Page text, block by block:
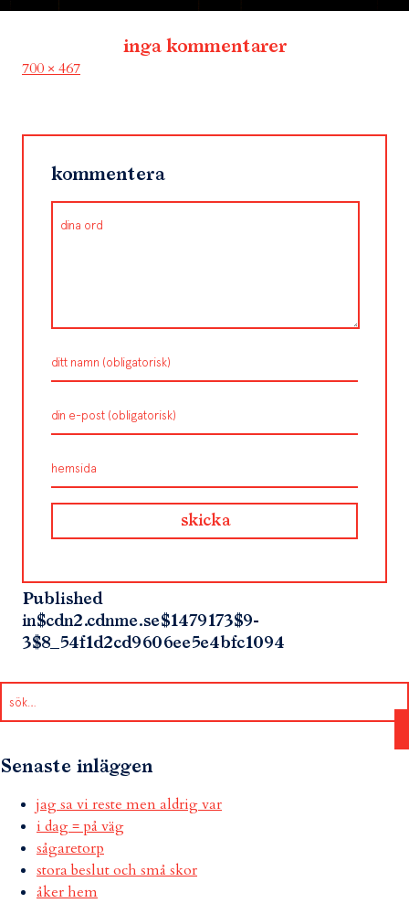
inga kommentarer
Full
700 × 467
kommentera
Published
in$cdn2.cdnme.se$1479173$9-
3$8_54f1d2cd9606ee5e4bfc1094
Senaste inläggen
jag sa vi reste men aldrig var
i dag = på väg
sågaretorp
stora beslut och små skor
åker hem